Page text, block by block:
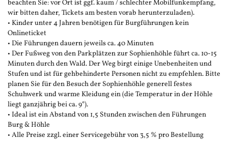
beachten Sie: vor Ort ist ggf. kaum / schlechter Mobilfunkempfang,
wir bitten daher, Tickets am besten vorab herunterzuladen).
• Kinder unter 4 Jahren benötigen für Burgführungen kein
Onlineticket
• Die Führungen dauern jeweils ca. 40 Minuten
• Der Fußweg von den Parkplätzen zur Sophienhöhle führt ca. 10-15
Minuten durch den Wald. Der Weg birgt einige Unebenheiten und
Stufen und ist für gehbehinderte Personen nicht zu empfehlen. Bitte
planen Sie für den Besuch der Sophienhöhle generell festes
Schuhwerk und warme Kleidung ein (die Temperatur in der Höhle
liegt ganzjährig bei ca. 9°).
• Ideal ist ein Abstand von 1,5 Stunden zwischen den Führungen
Burg & Höhle
• Alle Preise zzgl. einer Servicegebühr von 3,5 % pro Bestellung